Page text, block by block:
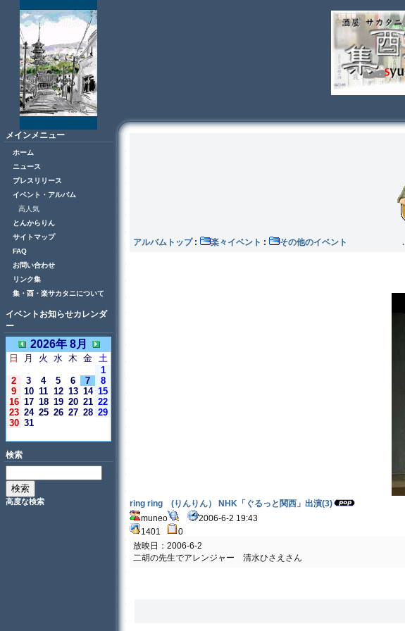
メインメニュー
ホーム
ニュース
プレスリリース
イベント・アルバム
高人気
とんからりん
サイトマップ
FAQ
お問い合わせ
リンク集
集・酉・楽サカタニについて
イベントお知らせカレンダ
ー
2026年 8月
日 月 火 水 木 金 土
1
2
3 4 5 6 7
8
9
10 11 12 13 14 15
16 17 18 19 20 21 22
23 24 25 26 27 28 29
30 31
検索
高度な検索
アルバムトップ: 楽々イベント : その他のイベント .
ring ring (りんりん） NHK「ぐるっと関西」出演(3)
muneo
2006-6-2 19:43
1401
0
放映日：2006-6-2
二胡の先生でアレンジャー 清水ひさえさん